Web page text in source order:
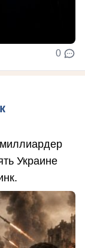
0
Украине